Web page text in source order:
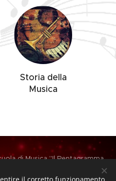
Storia della
Musica
di Musica "Il Pentagramma